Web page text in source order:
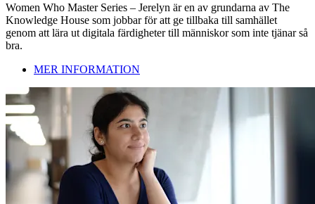
Women Who Master Series – Jerelyn är en av grundarna av The
Knowledge House som jobbar för att ge tillbaka till samhället
genom att lära ut digitala färdigheter till människor som inte tjänar så
bra.
MER INFORMATION